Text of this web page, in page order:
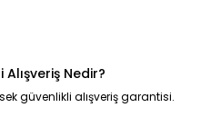
Alışveriş Nedir?
güvenlikli alışveriş garantisi.